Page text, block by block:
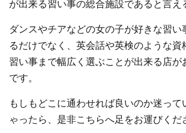
が出来る習い事の総合施設であると言え
ダンスやチアなどの女の子が好きな習い
るだけでなく、英会話や英検のような資
習い事まで幅広く選ぶことが出来る店が
です。
もしもどこに通わせれば良いのか迷って
ゃったら、是非こちらへ足をお運びくだ